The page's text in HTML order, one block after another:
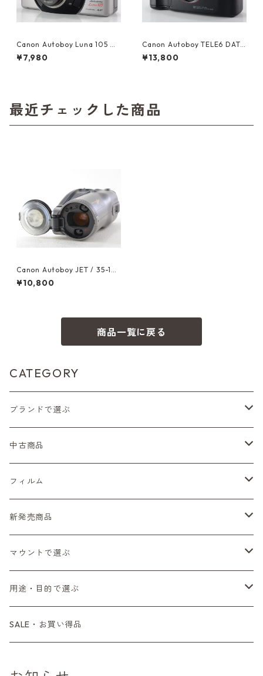
Canon Autoboy Luna 105 フ
ィルムコンパクトカメラ（60
203）
¥7,980
Canon Autoboy TELE6 DATE
フィルムコンパクトカメラ（6
0404）
¥13,800
最近チェックした商品
Canon Autoboy JET / 35-135
mm F2.8-6.6 キャノン（229
22）
¥10,800
商品一覧に戻る
CATEGORY
ブランドで選ぶ
Nikon（ニコン）
Sシリーズ
Fシリーズ（一桁＋F100）
Canon（キヤノン）
レンジファインダー（7、P）
PENTAX（ペンタックス）
SL、SP
K2、KX、KM
CONTAX（コンタックス）
G1、G2
Tシリーズ
MINOLTA（ミノルタ）
コンパクト
OLYMPUS（オリンパス）
中古商品
フィルムカメラ
一眼レフカメラ（マニュアルフォーカス）
一眼レフカメラ（オートフォーカス）
デジタルカメラ
一眼カメラ
ミラーレスカメラ
マニュアルレンズ
一眼レンズ
レンジファインダーレンズ
オートフォーカスレンズ
一眼レンズ
マウントアダプター
フィルム
レンズ付きフィルム
35mm（135）カラーネガ
35mm（135）白黒ネガ
35mm（135）カラーリバーサル
新発売商品
フィルムカメラ
レンズ付きフィルム
アクセサリー・付属品
マウントで選ぶ
M42
L39
用途・目的で選ぶ
初心者の方へもおすすめ！
SALE・お買い得品